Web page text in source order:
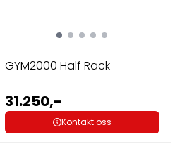
GYM2000 Half Rack
31.250,-
Kontakt oss